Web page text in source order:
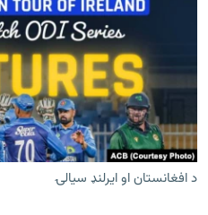
د افغانستان او ایرلنډ سیالۍ